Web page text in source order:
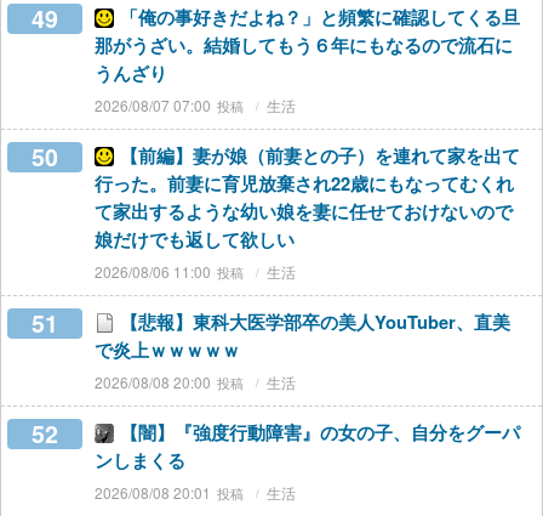
49
「俺の事好きだよね？」と頻繁に確認してくる旦
那がうざい。結婚してもう６年にもなるので流石に
うんざり
2026/08/07 07:00 生活
50
【前編】妻が娘（前妻との子）を連れて家を出て
行った。前妻に育児放棄され22歳にもなってむくれ
て家出するような幼い娘を妻に任せておけないので
娘だけでも返して欲しい
2026/08/06 11:00 生活
51
【悲報】東科大医学部卒の美人YouTuber、直美
で炎上ｗｗｗｗｗ
2026/08/08 20:00 生活
52
【闇】『強度行動障害』の女の子、自分をグーパ
ンしまくる
2026/08/08 20:01 生活